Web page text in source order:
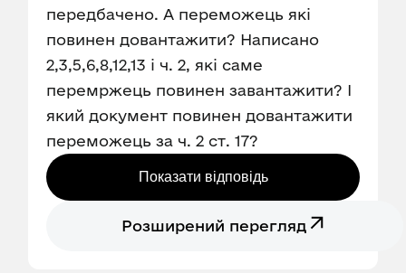
передбачено. А переможець які
повинен довантажити? Написано
2,3,5,6,8,12,13 і ч. 2, які саме
перемржець повинен завантажити? І
який документ повинен довантажити
переможець за ч. 2 ст. 17?
Показати відповідь
Розширений перегляд